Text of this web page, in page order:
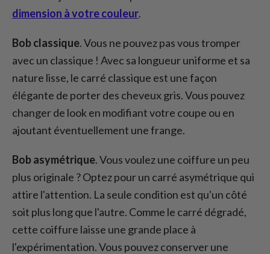
dimension à votre couleur.
Bob classique. Vous ne pouvez pas vous tromper
avec un classique ! Avec sa longueur uniforme et sa
nature lisse, le carré classique est une façon
élégante de porter des cheveux gris. Vous pouvez
changer de look en modifiant votre coupe ou en
ajoutant éventuellement une frange.
Bob asymétrique. Vous voulez une coiffure un peu
plus originale ? Optez pour un carré asymétrique qui
attire l'attention. La seule condition est qu'un côté
soit plus long que l'autre. Comme le carré dégradé,
cette coiffure laisse une grande place à
l'expérimentation. Vous pouvez conserver une